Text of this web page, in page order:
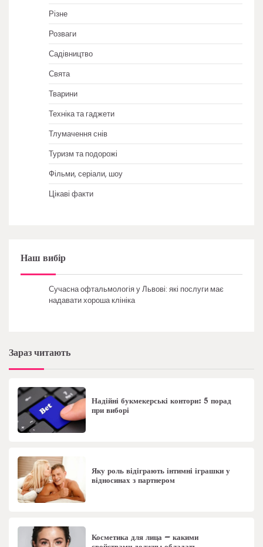
Різне
Розваги
Садівництво
Свята
Тварини
Техніка та гаджети
Тлумачення снів
Туризм та подорожі
Фільми, серіали, шоу
Цікаві факти
Наш вибір
Сучасна офтальмологія у Львові: які послуги має
надавати хороша клініка
Зараз читають
Надійні букмекерські контори: 5 порад
при виборі
Яку роль відіграють інтимні іграшки у
відносинах з партнером
Косметика для лица – какими